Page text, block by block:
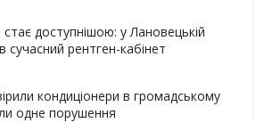
стає доступнішою: у Лановецькій
сучасний рентген-кабінет
кондиціонери в громадському
одне порушення